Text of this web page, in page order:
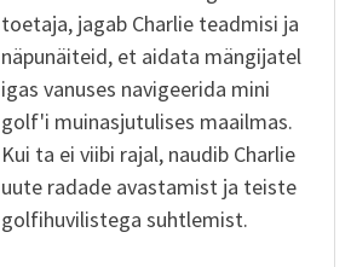
toetaja, jagab Charlie teadmisi ja
näpunäiteid, et aidata mängijatel
igas vanuses navigeerida mini
golf'i muinasjutulises maailmas.
Kui ta ei viibi rajal, naudib Charlie
uute radade avastamist ja teiste
golfihuvilistega suhtlemist.